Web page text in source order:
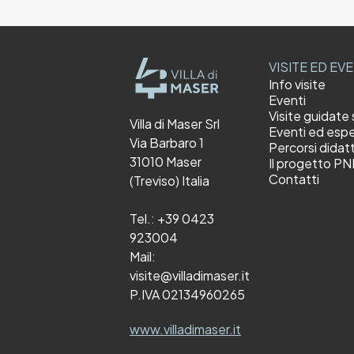
Villa di Maser Srl
Via Barbaro 1
31010 Maser
(Treviso) Italia
Tel.: +39 0423
923004
Mail:
visite@villadimaser.it
P.IVA 02134960265
www.villadimaser.it
VISITE ED
Info visite
Eventi
Visite guidate
Eventi ed
Percorsi
Il progetto
Contatti